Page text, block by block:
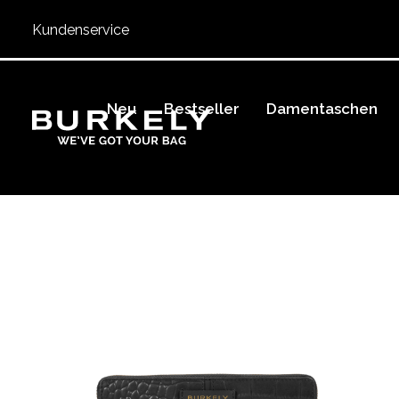
Kundenservice
BURKELY
Neu Bestseller Damentaschen